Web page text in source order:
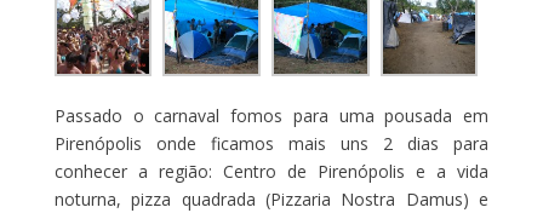
Passado o carnaval fomos para uma pousada em
Pirenópolis onde ficamos mais uns 2 dias para
conhecer a região: Centro de Pirenópolis e a vida
noturna, pizza quadrada (Pizzaria Nostra Damus) e